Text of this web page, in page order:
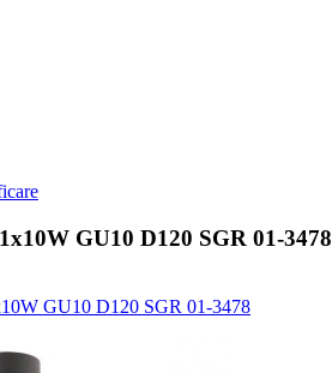
GU10 D120 SGR 01-3478
GU10 D120 SGR 01-3478